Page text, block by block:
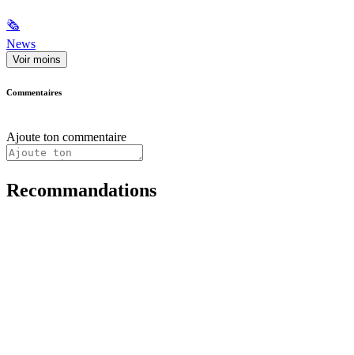
🗞
News
Voir moins
Commentaires
Ajoute ton commentaire
Recommandations